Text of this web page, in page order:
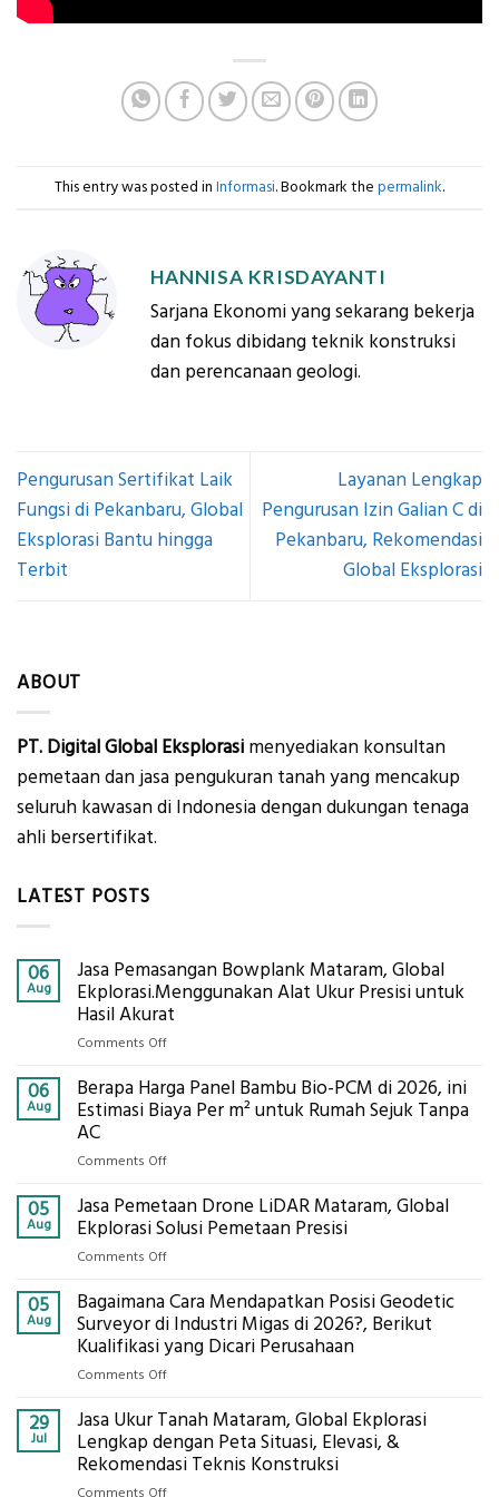
This entry was posted in Informasi. Bookmark the permalink.
HANNISA KRISDAYANTI
Sarjana Ekonomi yang sekarang bekerja
dan fokus dibidang teknik konstruksi
dan perencanaan geologi.
Pengurusan Sertifikat Laik
Fungsi di Pekanbaru, Global
Eksplorasi Bantu hingga
Terbit
Layanan Lengkap
Pengurusan Izin Galian C di
Pekanbaru, Rekomendasi
Global Eksplorasi
ABOUT
PT. Digital Global Eksplorasi menyediakan konsultan
pemetaan dan jasa pengukuran tanah yang mencakup
seluruh kawasan di Indonesia dengan dukungan tenaga
ahli bersertifikat.
LATEST POSTS
06
Aug
Jasa Pemasangan Bowplank Mataram, Global
Ekplorasi.Menggunakan Alat Ukur Presisi untuk
Hasil Akurat
Comments Offon
Pemasangan
Bowplank
Ukur
Presisi
untuk
Akurat
06
Aug
Berapa Harga Panel Bambu Bio-PCM di 2026, ini
Estimasi Biaya Per m² untuk Rumah Sejuk Tanpa
AC
Comments Offon
Harga
Panel
di
2026,
ini
Estimasi
Per
m²
untuk
05
Aug
Jasa Pemetaan Drone LiDAR Mataram, Global
Ekplorasi Solusi Pemetaan Presisi
Comments Offon
Pemetaan
Drone
LiDAR
Mataram,
Solusi
Pemetaan
Presisi
05
Aug
Bagaimana Cara Mendapatkan Posisi Geodetic
Surveyor di Industri Migas di 2026?, Berikut
Kualifikasi yang Dicari Perusahaan
Comments Offon
Cara
Mendapatkan
Posisi
29
Jul
Jasa Ukur Tanah Mataram, Global Ekplorasi
Lengkap dengan Peta Situasi, Elevasi, &
Rekomendasi Teknis Konstruksi
Comments Offon